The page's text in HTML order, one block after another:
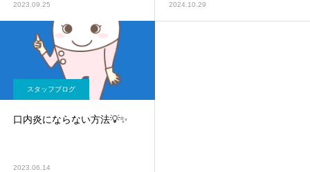
2023.09.25 2024.10.29
スタッフブログ
口内炎にならない方法💡✨
2023.06.14